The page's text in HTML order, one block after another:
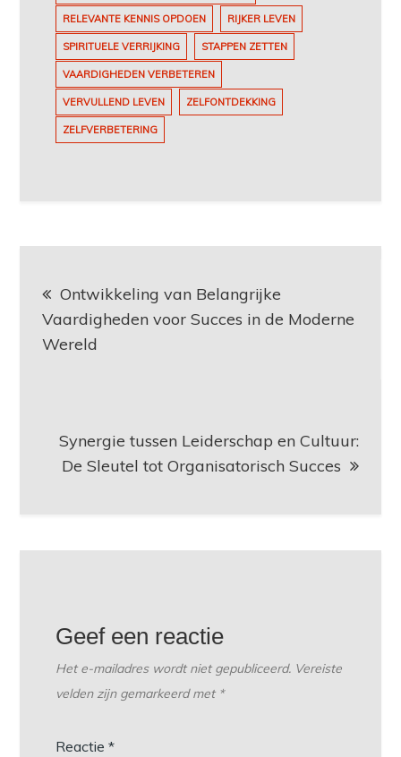
RELEVANTE KENNIS OPDOEN RIJKER LEVEN
SPIRITUELE VERRIJKING STAPPEN ZETTEN
VAARDIGHEDEN VERBETEREN
VERVULLEND LEVEN ZELFONTDEKKING
ZELFVERBETERING
Ontwikkeling van Belangrijke
Vaardigheden voor Succes in de Moderne
Wereld
Synergie tussen Leiderschap en Cultuur:
De Sleutel tot Organisatorisch Succes
Geef een reactie
Het e-mailadres wordt niet gepubliceerd. Vereiste
velden zijn gemarkeerd met *
Reactie*